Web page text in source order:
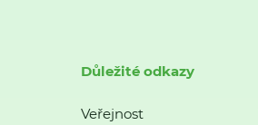
Důležité odkazy
Veřejnost